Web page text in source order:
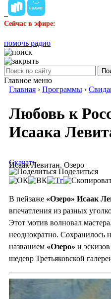
Сейчас в эфире:
помочь радио
Главное меню
Главная › Программы ›
Любовь к
Исаака
Исаак Левитан. Озеро
Скачать
Поделиться
В пейзаже «Озеро» Исаак
впечатления из разных
Этот мотив волновал мастера.
неоднократно. Сохранилось
названием «Озеро» и
шедевр Третьяковской